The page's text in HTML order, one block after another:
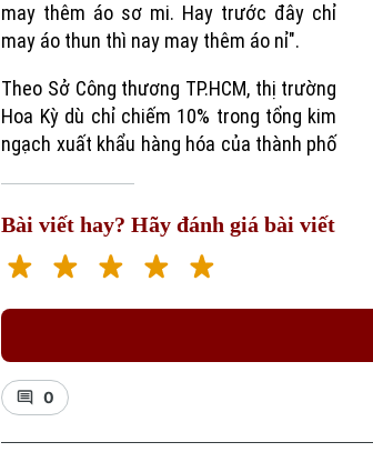
may thêm áo sơ mi. Hay trước đây chỉ
may áo thun thì nay may thêm áo nỉ".
Theo Sở Công thương TP.HCM, thị trường
Hoa Kỳ dù chỉ chiếm 10% trong tổng kim
ngạch xuất khẩu hàng hóa của thành phố
Bài viết hay? Hãy đánh giá bài viết
0